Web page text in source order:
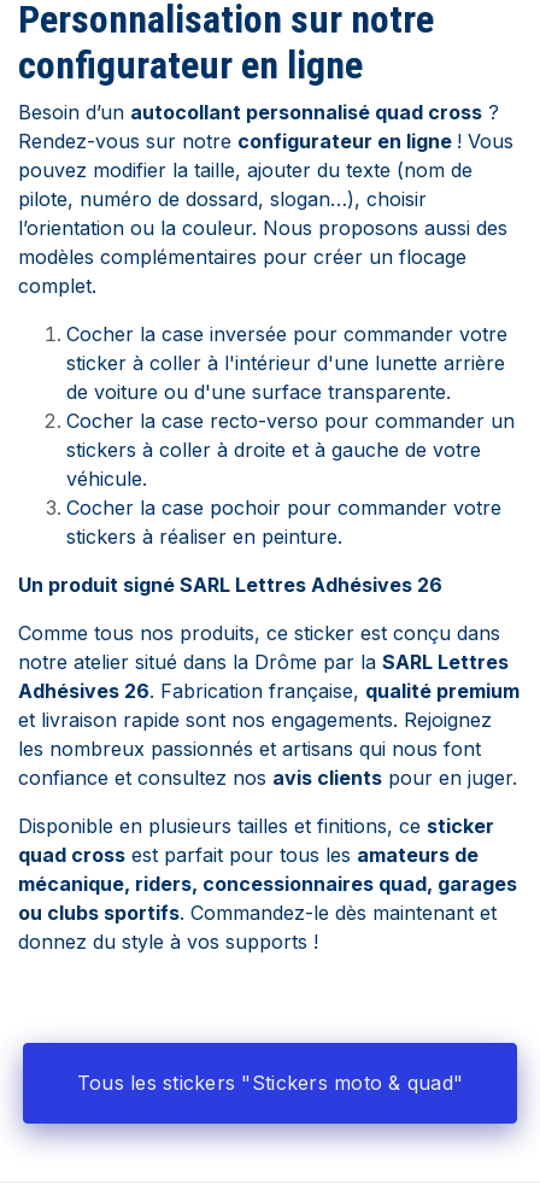
Personnalisation sur notre
configurateur en ligne
Besoin d’un autocollant personnalisé quad cross ?
Rendez-vous sur notre configurateur en ligne ! Vous
pouvez modifier la taille, ajouter du texte (nom de
pilote, numéro de dossard, slogan…), choisir
l’orientation ou la couleur. Nous proposons aussi des
modèles complémentaires pour créer un flocage
complet.
Cocher la case inversée pour commander votre
sticker à coller à l'intérieur d'une lunette arrière
de voiture ou d'une surface transparente.
Cocher la case recto-verso pour commander un
stickers à coller à droite et à gauche de votre
véhicule.
Cocher la case pochoir pour commander votre
stickers à réaliser en peinture.
Un produit signé SARL Lettres Adhésives 26
Comme tous nos produits, ce sticker est conçu dans
notre atelier situé dans la Drôme par la SARL Lettres
Adhésives 26. Fabrication française, qualité premium
et livraison rapide sont nos engagements. Rejoignez
les nombreux passionnés et artisans qui nous font
confiance et consultez nos avis clients pour en juger.
Disponible en plusieurs tailles et finitions, ce sticker
quad cross est parfait pour tous les amateurs de
mécanique, riders, concessionnaires quad, garages
ou clubs sportifs. Commandez-le dès maintenant et
donnez du style à vos supports !
Tous les stickers "Stickers moto & quad"